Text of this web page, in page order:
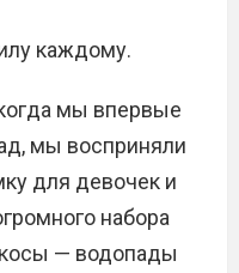
каждому.
мы впервые
мы восприняли
для девочек и
набора
— водопады